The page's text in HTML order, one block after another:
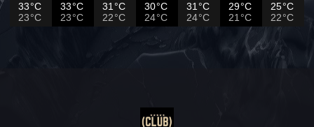
33°C
23°C
33°C
23°C
31°C
22°C
30°C
24°C
31°C
24°C
29°C
21°C
25°C
22°C